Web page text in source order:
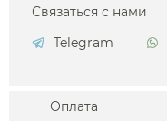
Связаться с нами
Telegram
Оплата